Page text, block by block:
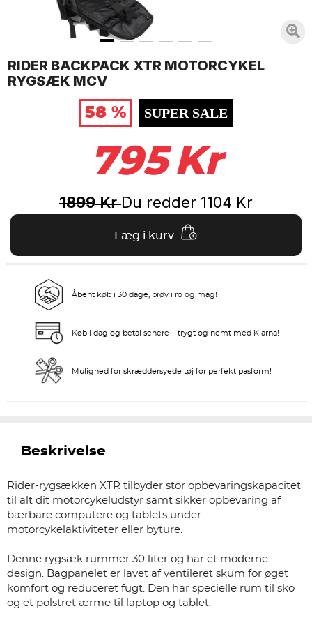
RIDER BACKPACK XTR MOTORCYKEL
RYGSÆK MCV
58 %
SUPER SALE
795 Kr
1899KrDu redder 1104 Kr
Læg i kurv
Åbent køb i 30 dage, prøv i ro og mag!
Køb i dag og betal senere – trygt og nemt med Klarna!
Mulighed for skræddersyede tøj for perfekt pasform!
Beskrivelse
Rider-rygsækken XTR tilbyder stor opbevaringskapacitet
til alt dit motorcykeludstyr samt sikker opbevaring af
bærbare computere og tablets under
motorcykelaktiviteter eller byture.
Denne rygsæk rummer 30 liter og har et moderne
design. Bagpanelet er lavet af ventileret skum for øget
komfort og reduceret fugt. Den har specielle rum til sko
og et polstret ærme til laptop og tablet.